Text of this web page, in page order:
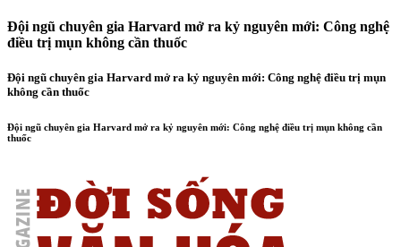
Đội ngũ chuyên gia Harvard mở ra kỷ nguyên mới: Công nghệ
điều trị mụn không cần thuốc
Đội ngũ chuyên gia Harvard mở ra kỷ nguyên mới: Công nghệ điều trị mụn
không cần thuốc
Đội ngũ chuyên gia Harvard mở ra kỷ nguyên mới: Công nghệ điều trị mụn không cần
thuốc